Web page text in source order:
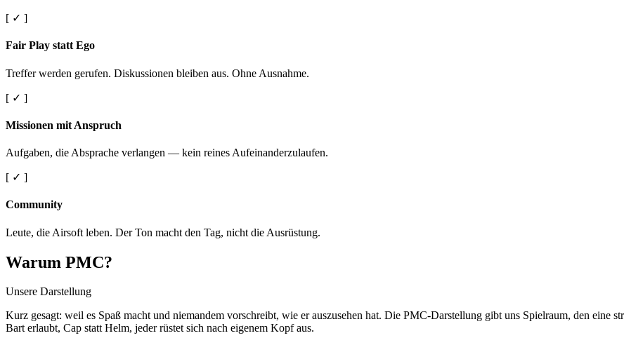
[ ✓ ]
Fair Play statt Ego
Treffer werden gerufen. Diskussionen bleiben aus. Ohne Ausnahme.
[ ✓ ]
Missionen mit Anspruch
Aufgaben, die Absprache verlangen — kein reines Aufeinanderzulaufen.
[ ✓ ]
Community
Leute, die Airsoft leben. Der Ton macht den Tag, nicht die Ausrüstung.
Warum PMC?
Unsere Darstellung
Kurz gesagt: weil es Spaß macht und niemandem vorschreibt, wie er auszusehen hat. Die PMC-Darstellung gibt uns Spielraum, den
Bart erlaubt, Cap statt Helm, jeder rüstet sich nach eigenem Kopf aus.